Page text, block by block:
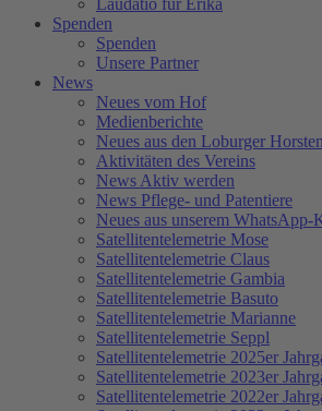
Laudatio für Erika
Spenden
Spenden
Unsere Partner
News
Neues vom Hof
Medienberichte
Neues aus den Loburger Horsten
Aktivitäten des Vereins
News Aktiv werden
News Pflege- und Patentiere
Neues aus unserem WhatsApp-
Satellitentelemetrie Mose
Satellitentelemetrie Claus
Satellitentelemetrie Gambia
Satellitentelemetrie Basuto
Satellitentelemetrie Marianne
Satellitentelemetrie Seppl
Satellitentelemetrie 2025er
Satellitentelemetrie 2023er
Satellitentelemetrie 2022er